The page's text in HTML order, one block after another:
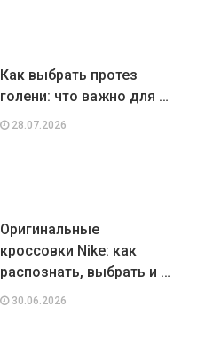
Как выбрать протез
голени: что важно для …
28.07.2026
Оригинальные
кроссовки Nike: как
распознать, выбрать и …
30.06.2026